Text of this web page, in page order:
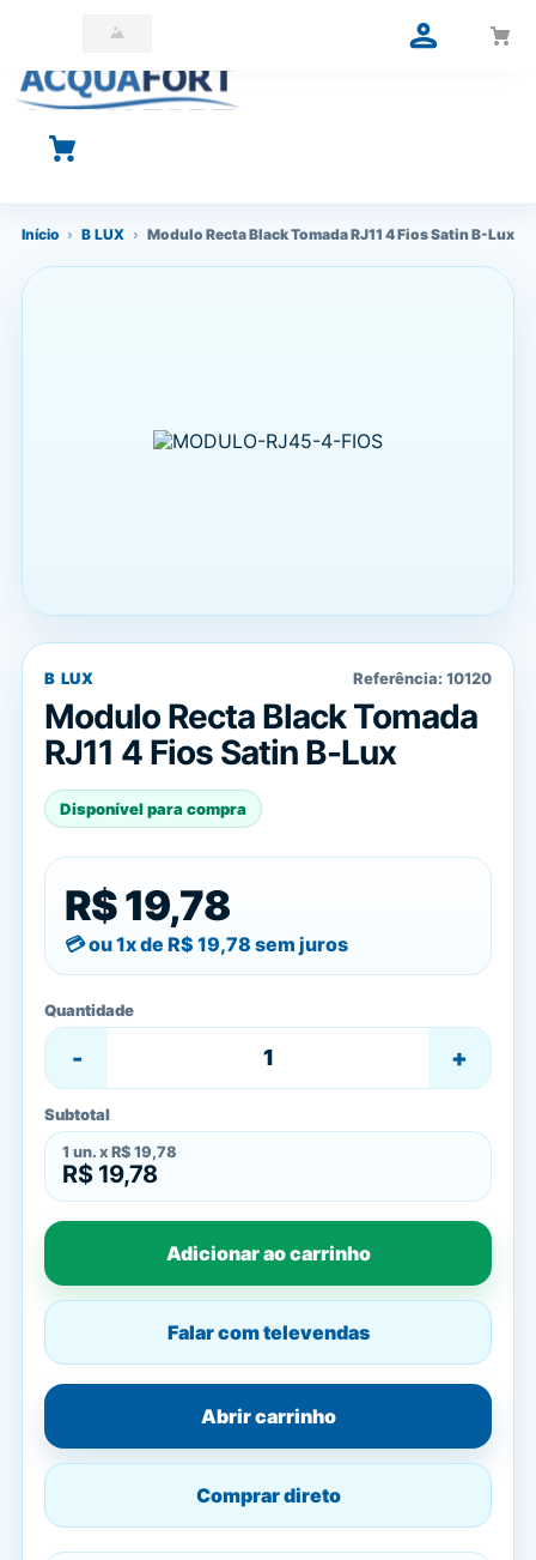
O que você está procurando?
Início › B LUX › Modulo Recta Black Tomada RJ11 4 Fios Satin B-Lux
B LUX Referência: 10120
Modulo Recta Black Tomada
RJ11 4 Fios Satin B-Lux
Disponível para compra
R$ 19,78
ou 1x de R$ 19,78 sem juros
Quantidade
- +
Subtotal
1 un. x R$ 19,78
R$ 19,78
Adicionar ao carrinho
Falar com televendas
Abrir carrinho
Comprar direto